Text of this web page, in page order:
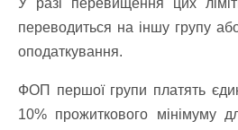
У разі перевищення цих
переводиться на іншу групу
оподаткування.
ФОП першої групи платять
10% прожиткового мінімуму